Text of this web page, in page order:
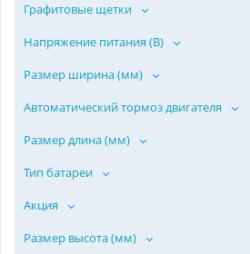
Графитовые щетки
Напряжение питания (В)
Размер ширина (мм)
Автоматический тормоз двигателя
Размер длина (мм)
Тип батареи
Акция
Размер высота (мм)